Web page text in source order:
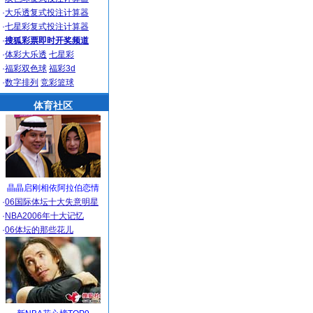
·大乐透复式投注计算器
·七星彩复式投注计算器
·搜狐彩票即时开奖频道
·体彩大乐透 七星彩
·福彩双色球 福彩3d
·数字排列 竞彩篮球
体育社区
晶晶启刚相依阿拉伯恋情
·06国际体坛十大失意明星
· NBA2006年十大记忆
·06体坛的那些花儿